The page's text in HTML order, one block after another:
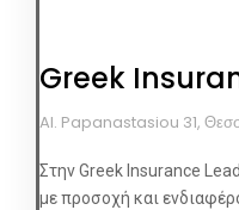
Greek
Al. Papanastasiou 31,
Στην Greek Insurance
με προσοχή και